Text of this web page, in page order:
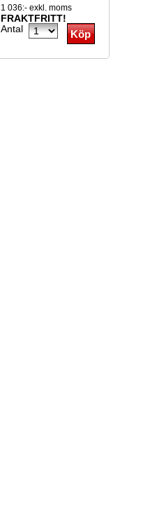
1 036:- exkl. moms
FRAKTFRITT!
Antal